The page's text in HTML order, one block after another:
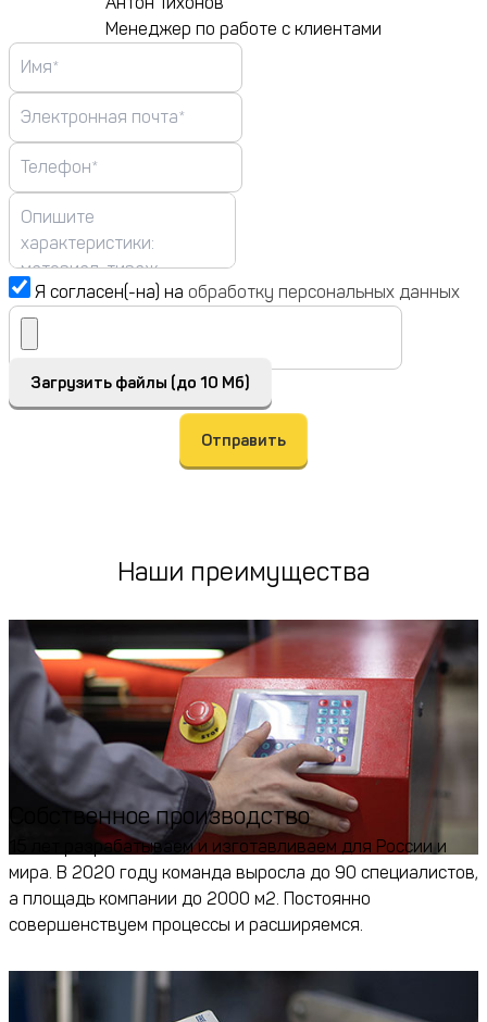
Менеджер по работе с клиентами
Я согласен(-на) на обработку персональных данных
Загрузить файлы (до 10 Мб)
Отправить
Наши преимущества
Собственное производство
15 лет разрабатываем и изготавливаем для России и
мира. В 2020 году команда выросла до 90 специалистов,
а площадь компании до 2000 м2. Постоянно
совершенствуем процессы и расширяемся.